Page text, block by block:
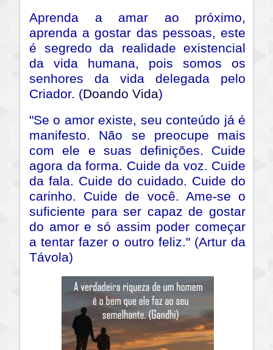
Aprenda a amar ao próximo,
aprenda a gostar das pessoas, este
é segredo da realidade existencial
da vida humana, pois somos os
senhores da vida delegada pelo
Criador. (Doando Vida)
"Se o amor existe, seu conteúdo já é
manifesto. Não se preocupe mais
com ele e suas definições. Cuide
agora da forma. Cuide da voz. Cuide
da fala. Cuide do cuidado. Cuide do
carinho. Cuide de você. Ame-se o
suficiente para ser capaz de gostar
do amor e só assim poder começar
a tentar fazer o outro feliz." (Artur da
Távola)